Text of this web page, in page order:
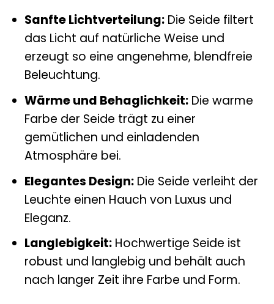
Sanfte Lichtverteilung:Die Seide filtert
das Licht auf natürliche Weise und
erzeugt so eine angenehme, blendfreie
Beleuchtung.
Wärme und Behaglichkeit:Die warme
Farbe der Seide trägt zu einer
gemütlichen und einladenden
Atmosphäre bei.
Elegantes Design:Die Seide verleiht der
Leuchte einen Hauch von Luxus und
Eleganz.
Langlebigkeit:Hochwertige Seide ist
robust und langlebig und behält auch
nach langer Zeit ihre Farbe und Form.